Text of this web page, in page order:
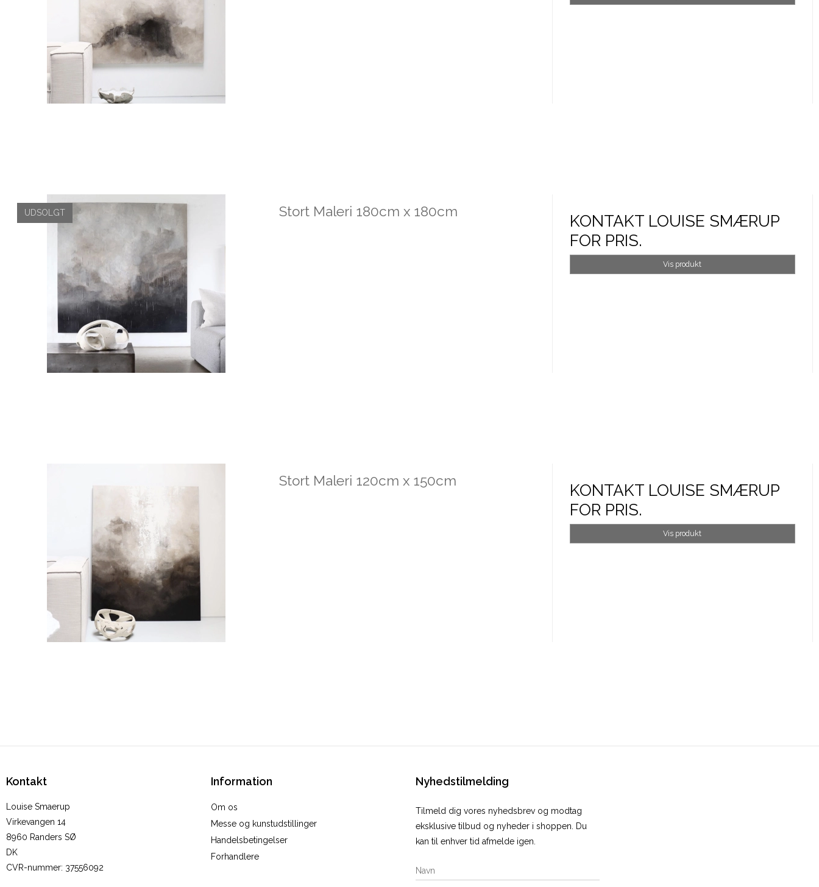
UDSOLGT Stort Maleri 180cm x 180cm
KONTAKT LOUISE SMÆRUP
FOR PRIS.
Vis produkt
Stort Maleri 120cm x 150cm
KONTAKT LOUISE SMÆRUP
FOR PRIS.
Vis produkt
Kontakt
Louise Smaerup
Virkevangen 14
8960 Randers SØ
DK
CVR-nummer: 37556092
Information
Om os
Messe og kunstudstillinger
Handelsbetingelser
Forhandlere
Nyhedstilmelding
Tilmeld dig vores nyhedsbrev og modtag
eksklusive tilbud og nyheder i shoppen. Du
kan til enhver tid afmelde igen.